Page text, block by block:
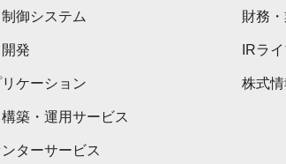
御システム
発
ケーション
築・運用サービス
ターサービス
財務
IRラ
株式情